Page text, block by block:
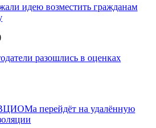
идею возместить гражданам
разошлись в оценках
перейдёт на удалённую